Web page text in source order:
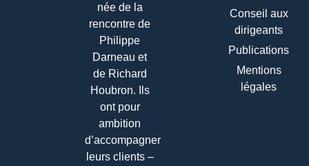
née de la
rencontre de
Philippe
Darneau et
de Richard
Houbron. Ils
ont pour
ambition
d’accompagner
leurs clients –
Conseil aux
dirigeants
Publications
Mentions
légales